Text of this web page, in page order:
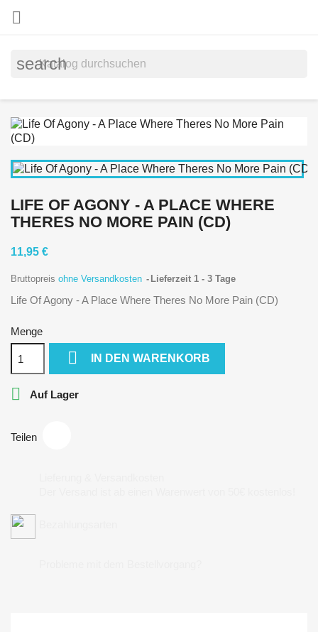

search
LIFE OF AGONY - A PLACE WHERE
THERES NO MORE PAIN (CD)
11,95 €
Bruttopreis ohne Versandkosten Lieferzeit 1 - 3 Tage
Life Of Agony - A Place Where Theres No More Pain (CD)
Menge
 IN DEN WARENKORB
 Auf Lager
Teilen